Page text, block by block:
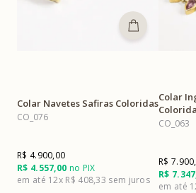
Colar Navetes Safiras Coloridas
CO_076
R$ 4.557,00 no PIX
R$ 4.900,00
12x R$ 408,33
Colar
CO_063
R$
R$